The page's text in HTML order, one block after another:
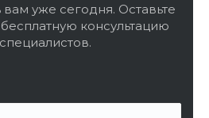
уже сегодня. Оставьте
консультацию